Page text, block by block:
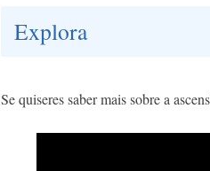
Explora
Se quiseres saber mais sobre a